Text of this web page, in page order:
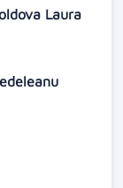
Laura